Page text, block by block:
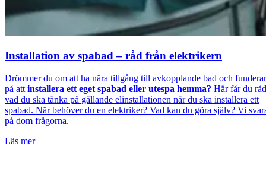
Installation av spabad – råd från elektrikern
Drömmer du om att ha nära tillgång till avkopplande bad och funderar
på attinstallera ett eget spabad eller utespa hemma? Här får du råd
vad du ska tänka på gällande elinstallationen när du ska installera ett
spabad. När behöver du en elektriker? Vad kan du göra själv? Vi
på dom frågorna.
Läs mer